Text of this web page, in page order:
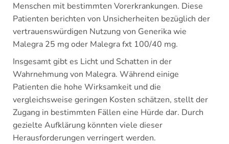
Menschen mit bestimmten Vorerkrankungen. Diese
Patienten berichten von Unsicherheiten bezüglich der
vertrauenswürdigen Nutzung von Generika wie
Malegra 25 mg oder Malegra fxt 100/40 mg.
Insgesamt gibt es Licht und Schatten in der
Wahrnehmung von Malegra. Während einige
Patienten die hohe Wirksamkeit und die
vergleichsweise geringen Kosten schätzen, stellt der
Zugang in bestimmten Fällen eine Hürde dar. Durch
gezielte Aufklärung könnten viele dieser
Herausforderungen verringert werden.